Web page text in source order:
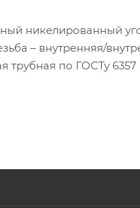
никелированный
– внутренняя/
трубная по ГОСТу 6357